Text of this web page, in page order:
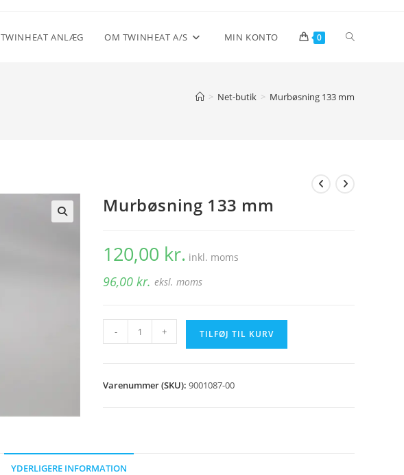
TWINHEAT ANLÆG OM TWINHEAT A/S MIN KONTO 0 Toggle
> Net-butik > Murbøsning 133 mm
Murbøsning 133 mm
120,00 kr. inkl. moms
96,00kr. eksl. moms
Murbøsning
133
- + TILFØJ TIL KURV
Varenummer (SKU):9001087-00
YDERLIGERE INFORMATION